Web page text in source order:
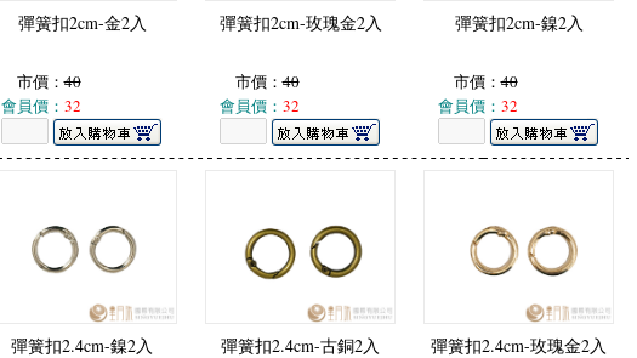
彈簧扣2cm-金2入
市價：40
會員價： 32
彈簧扣2cm-玫瑰金2入
市價：40
會員價： 32
彈簧扣2cm-鎳2入
市價：40
會員價： 32
彈簧扣2.4cm-鎳2入 彈簧扣2.4cm-古銅2入 彈簧扣2.4cm-玫瑰金2入